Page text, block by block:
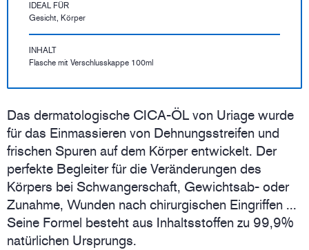
IDEAL FÜR
Gesicht, Körper
INHALT
Flasche mit Verschlusskappe 100ml
Das dermatologische CICA-ÖL von Uriage wurde
für das Einmassieren von Dehnungsstreifen und
frischen Spuren auf dem Körper entwickelt. Der
perfekte Begleiter für die Veränderungen des
Körpers bei Schwangerschaft, Gewichtsab- oder
Zunahme, Wunden nach chirurgischen Eingriffen ...
Seine Formel besteht aus Inhaltsstoffen zu 99,9%
natürlichen Ursprungs.